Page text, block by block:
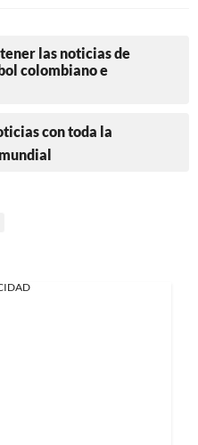
las noticias de
colombiano e
con toda la